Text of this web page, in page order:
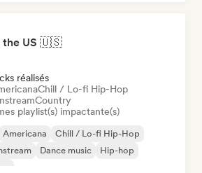
the US 🇺🇸
réalisés
Chill / Lo-fi Hip-Hop
Country
playlist(s) impactante(s)
Americana
Chill / Lo-fi Hip-Hop
Dance music
Hip-hop